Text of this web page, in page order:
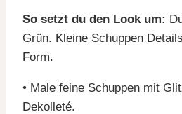
So setzt du den Look um:
Grün. Kleine Schuppen
Form.
• Male feine Schuppen mit
Dekolleté.